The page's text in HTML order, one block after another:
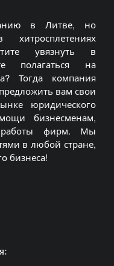
в Литве, но
хитросплетениях
увязнуть в
полагаться на
Тогда компания
вам свои
юридического
бизнесменам,
работы фирм. Мы
в любой стране,
бизнеса!